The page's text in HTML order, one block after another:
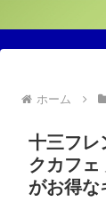
ホーム
十三フレ
クカフェ
がお得な